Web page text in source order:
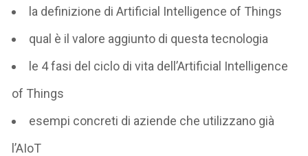
la definizione di Artificial Intelligence of Things
qual è il valore aggiunto di questa tecnologia
le 4 fasi del ciclo di vita dell’Artificial Intelligence
of Things
esempi concreti di aziende che utilizzano già
l’AIoT